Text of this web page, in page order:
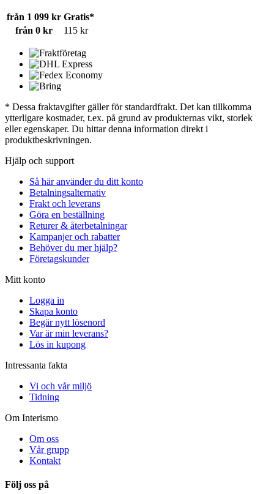
från 1 099 kr Gratis*
från 0 kr
115 kr
* Dessa fraktavgifter gäller för standardfrakt. Det kan tillkomma
ytterligare kostnader, t.ex. på grund av produkternas vikt, storlek
eller egenskaper. Du hittar denna information direkt i
produktbeskrivningen.
Hjälp och support
Så här använder du ditt konto
Betalningsalternativ
Frakt och leverans
Göra en beställning
Returer & återbetalningar
Kampanjer och rabatter
Behöver du mer hjälp?
Företagskunder
Mitt konto
Logga in
Skapa konto
Begär nytt lösenord
Var är min leverans?
Lös in kupong
Intressanta fakta
Vi och vår miljö
Tidning
Om Interismo
Om oss
Vår grupp
Kontakt
Följ oss på